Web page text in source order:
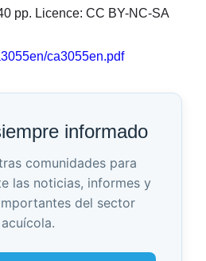
pp. Licence: CC BY-NC-SA
ca3055en.pdf
informado
comunidades para
las noticias, informes y
del sector
acuícola.